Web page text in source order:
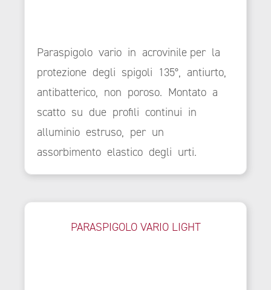
Paraspigolo vario in acrovinile per la
protezione degli spigoli 135°, antiurto,
antibatterico, non poroso. Montato a
scatto su due profili continui in
alluminio estruso, per un
assorbimento elastico degli urti.
PARASPIGOLO VARIO LIGHT